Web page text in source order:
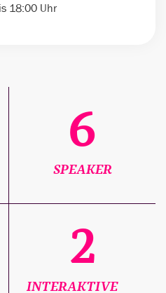
18:00 Uhr
SPEAKER
6
INTERAKTIVE
2